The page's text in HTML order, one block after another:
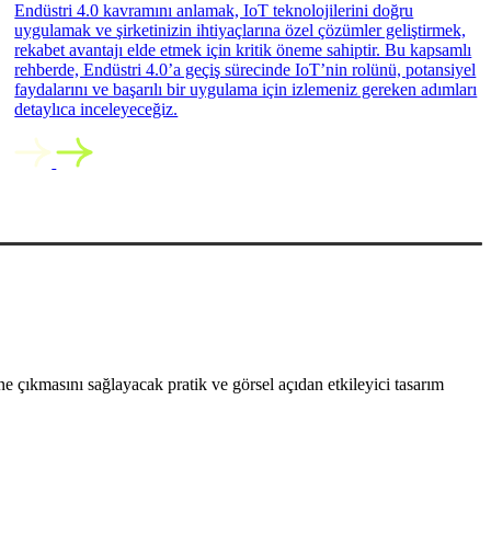
Endüstri 4.0 kavramını anlamak, IoT teknolojilerini doğru
uygulamak ve şirketinizin ihtiyaçlarına özel çözümler geliştirmek,
rekabet avantajı elde etmek için kritik öneme sahiptir. Bu kapsamlı
rehberde, Endüstri 4.0’a geçiş sürecinde IoT’nin rolünü, potansiyel
faydalarını ve başarılı bir uygulama için izlemeniz gereken adımları
detaylıca inceleyeceğiz.
sağlayacak pratik ve görsel açıdan etkileyici tasarım